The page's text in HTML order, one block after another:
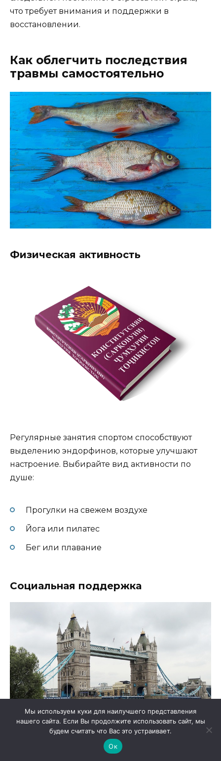
что требует внимания и поддержки в
восстановлении.
Как облегчить последствия
травмы самостоятельно
Физическая активность
Регулярные занятия спортом способствуют
выделению эндорфинов, которые улучшают
настроение. Выбирайте вид активности по
душе:
Прогулки на свежем воздухе
Йога или пилатес
Бег или плавание
Социальная поддержка
Мы используем куки для наилучшего представления
нашего сайта. Если Вы продолжите использовать сайт, мы
будем считать что Вас это устраивает.
Ок